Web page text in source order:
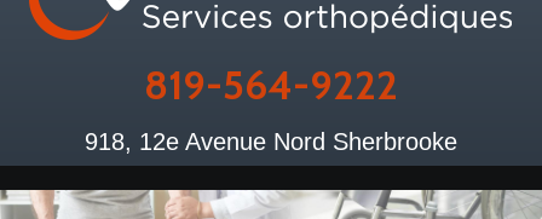
819-564-9222
918, 12e Avenue Nord Sherbrooke